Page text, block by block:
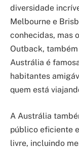
diversidade
Melbourne e
conhecidas, mas
Outback,
Austrália é
habitantes
quem está
A Austrália
público eficiente
livre, incluindo